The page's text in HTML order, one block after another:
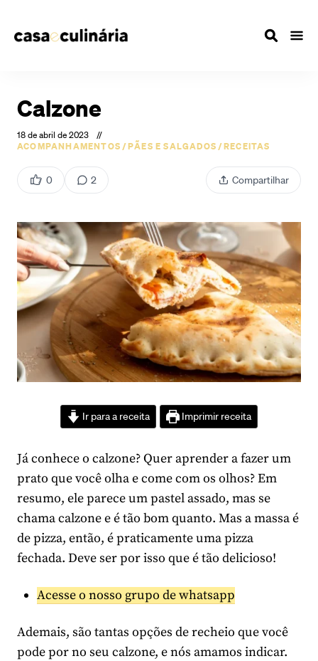
Calzone
18 de abril de 2023
//
ACOMPANHAMENTOS/PÃES E SALGADOS/RECEITAS
0 2 Compartilhar
Ir para a receita Imprimir receita
Já conhece o calzone? Quer aprender a fazer um
prato que você olha e come com os olhos? Em
resumo, ele parece um pastel assado, mas se
chama calzone e é tão bom quanto. Mas a massa é
de pizza, então, é praticamente uma pizza
fechada. Deve ser por isso que é tão delicioso!
Acesse o nosso grupo de whatsapp
Ademais, são tantas opções de recheio que você
pode por no seu calzone, e nós amamos indicar.